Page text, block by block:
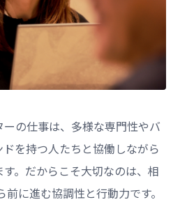
ーの仕事は、多様な専門性やバ
ドを持つ人たちと協働しながら
。だからこそ大切なのは、相
に進む協調性と行動力です。